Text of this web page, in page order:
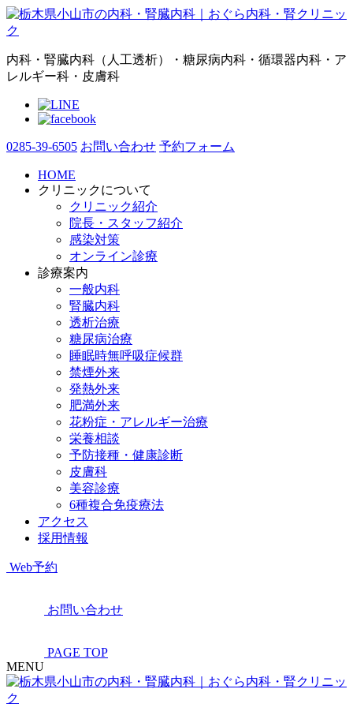
内科・腎臓内科（人工透析）・糖尿病内科・循環器内科・ア
レルギー科・皮膚科
0285-39-6505 お問い合わせ 予約フォーム
HOME
クリニックについて
クリニック紹介
院長・スタッフ紹介
感染対策
オンライン診療
診療案内
一般内科
腎臓内科
透析治療
糖尿病治療
睡眠時無呼吸症候群
禁煙外来
発熱外来
肥満外来
花粉症・アレルギー治療
栄養相談
予防接種・健康診断
皮膚科
美容診療
6種複合免疫療法
アクセス
採用情報
Web予約
お問い合わせ
PAGE TOP
MENU